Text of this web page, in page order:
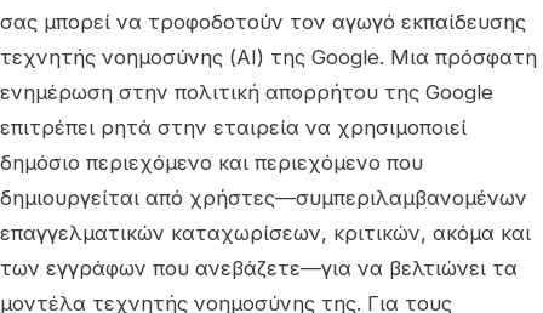
σας μπορεί να τροφοδοτούν τον αγωγό εκπαίδευσης
τεχνητής νοημοσύνης (AI) της Google. Μια πρόσφατη
ενημέρωση στην πολιτική απορρήτου της Google
επιτρέπει ρητά στην εταιρεία να χρησιμοποιεί
δημόσιο περιεχόμενο και περιεχόμενο που
δημιουργείται από χρήστες—συμπεριλαμβανομένων
επαγγελματικών καταχωρίσεων, κριτικών, ακόμα και
των εγγράφων που ανεβάζετε—για να βελτιώνει τα
μοντέλα τεχνητής νοημοσύνης της. Για τους